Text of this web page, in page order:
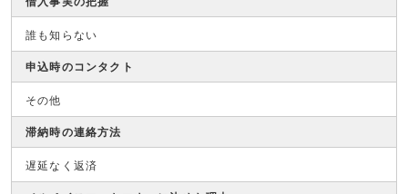
誰も知らない
申込時のコンタクト
その他
滞納時の連絡方法
遅延なく返済